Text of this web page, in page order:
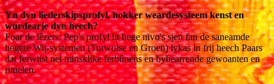
Yn dyn liederskipsprofyl, hokker weardesysteem kenst en
wurdearje dyn heech?
Foar de lêzers: Pep's profyl lit hege nivo's sjen fan de saneamde
hegere Wij-systemen (Turwoise en Groen) lykas in frij heech Paars
dat ferwiist nei minsklike ferbûnens en byhearrende gewoanten en
rituelen.